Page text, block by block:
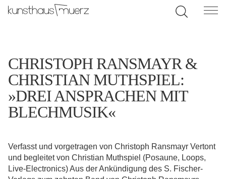
CHRISTOPH RANSMAYR &
CHRISTIAN MUTHSPIEL:
»DREI ANSPRACHEN MIT
BLECHMUSIK«
Verfasst und vorgetragen von Christoph Ransmayr Vertont
und begleitet von Christian Muthspiel (Posaune, Loops,
Live-Electronics) Aus der Ankündigung des S. Fischer-